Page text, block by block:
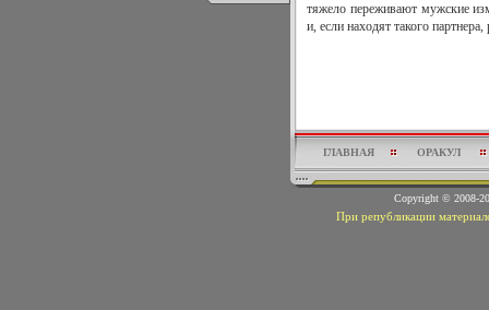
тяжело переживают мужские
и, если находят такого
ГЛАВНАЯ ОРАКУЛ
Copyright © 2008-
При републикации